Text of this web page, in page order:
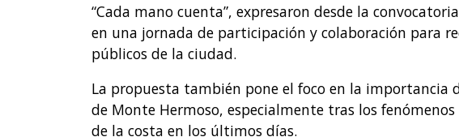
“Cada mano cuenta”, expresaron desde la
en una jornada de participación y colaboración para
públicos de la ciudad.
La propuesta también pone el foco en la
de Monte Hermoso, especialmente tras los
de la costa en los últimos días.